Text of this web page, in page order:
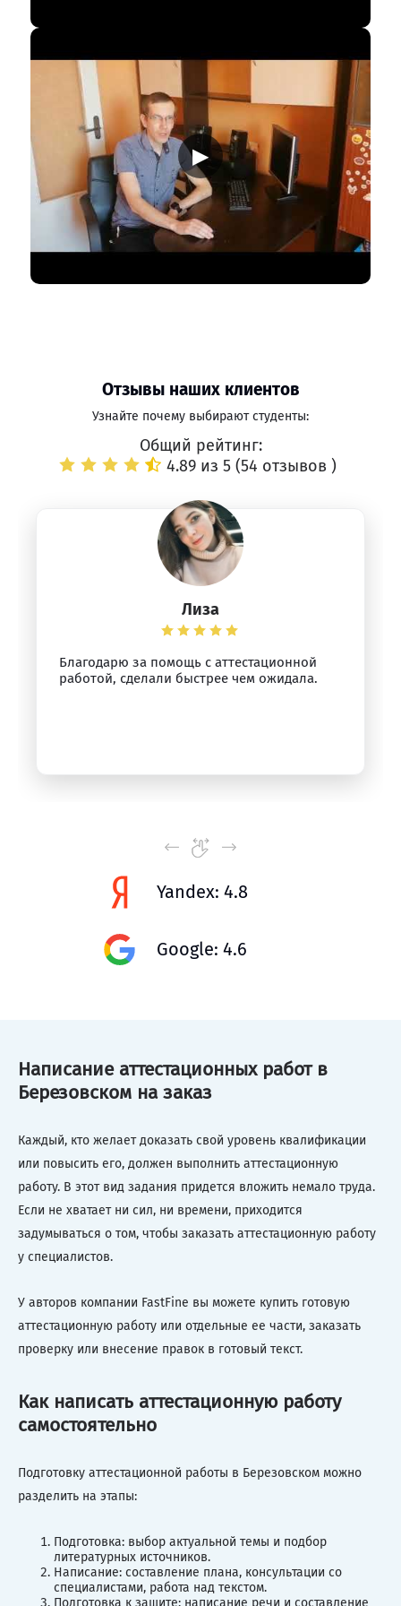
▶
Отзывы наших клиентов
Узнайте почему выбирают студенты:
Общий рейтинг:
4.89 из 5 (54 отзывов )
Лиза
Благодарю за помощь с аттестационной
работой, сделали быстрее чем ожидала.
Yandex: 4.8
Google: 4.6
Написание аттестационных работ в
Березовском на заказ
Каждый, кто желает доказать свой уровень квалификации
или повысить его, должен выполнить аттестационную
работу. В этот вид задания придется вложить немало труда.
Если не хватает ни сил, ни времени, приходится
задумываться о том, чтобы заказать аттестационную работу
у специалистов.
У авторов компании FastFine вы можете купить готовую
аттестационную работу или отдельные ее части, заказать
проверку или внесение правок в готовый текст.
Как написать аттестационную работу
самостоятельно
Подготовку аттестационной работы в Березовском можно
разделить на этапы:
Подготовка: выбор актуальной темы и подбор
литературных источников.
Написание: составление плана, консультации со
специалистами, работа над текстом.
Подготовка к защите: написание речи и составление